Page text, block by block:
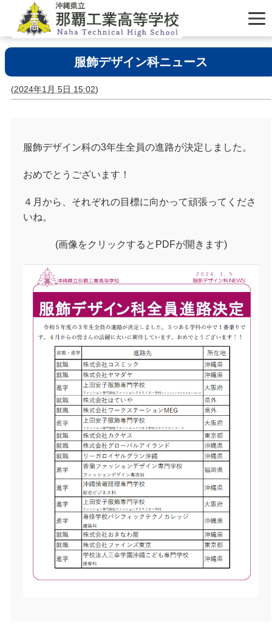
服飾デザイン科ニュース
(2024年1月 5日 15:02)
服飾デザイン科の3年生全員の進路が決定しました。
おめでとうございます！
４月から、それぞれの目標に向かって頑張ってくださ
いね。
(画像をクリックするとPDFが開きます)